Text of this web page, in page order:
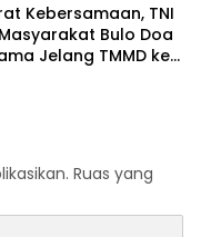
Kebersamaan, TNI
Bulo Doa
Jelang TMMD ke-
Ruas yang